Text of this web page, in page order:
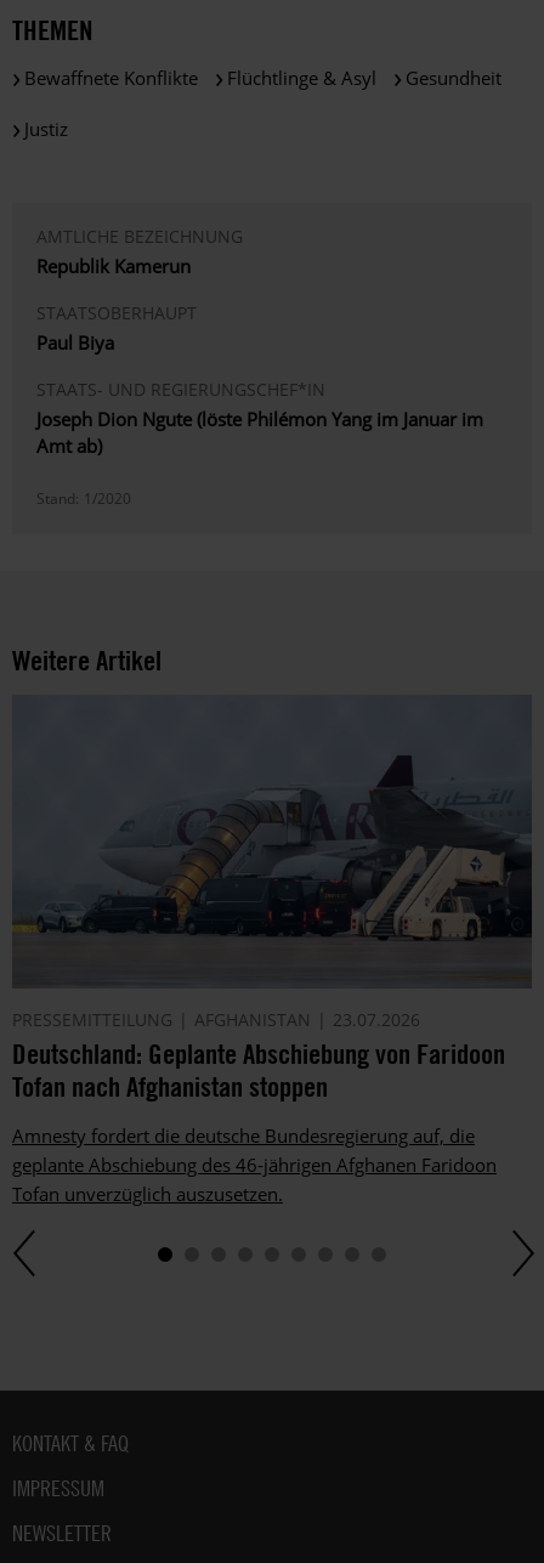
THEMEN
Bewaffnete Konflikte Flüchtlinge & Asyl Gesundheit
Justiz
AMTLICHE BEZEICHNUNG
Republik Kamerun
STAATSOBERHAUPT
Paul Biya
STAATS- UND REGIERUNGSCHEF*IN
Joseph Dion Ngute (löste Philémon Yang im Januar im
Amt ab)
Stand: 1/2020
Weitere Artikel
PRESSEMITTEILUNG AFGHANISTAN 23.07.2026
Deutschland: Geplante Abschiebung von Faridoon
Tofan nach Afghanistan stoppen
Amnesty fordert die deutsche Bundesregierung auf, die
geplante Abschiebung des 46-jährigen Afghanen Faridoon
Tofan unverzüglich auszusetzen.
Fußbereich
KONTAKT & FAQ
IMPRESSUM
NEWSLETTER